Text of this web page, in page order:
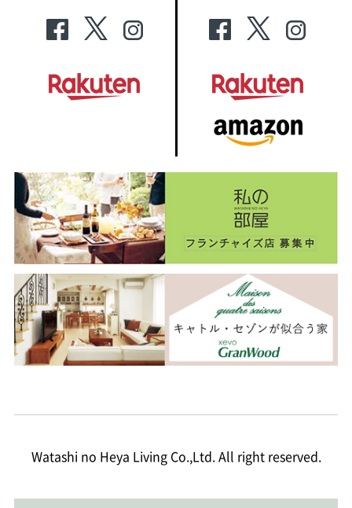
Watashi no Heya Living Co.,Ltd. All right reserved.